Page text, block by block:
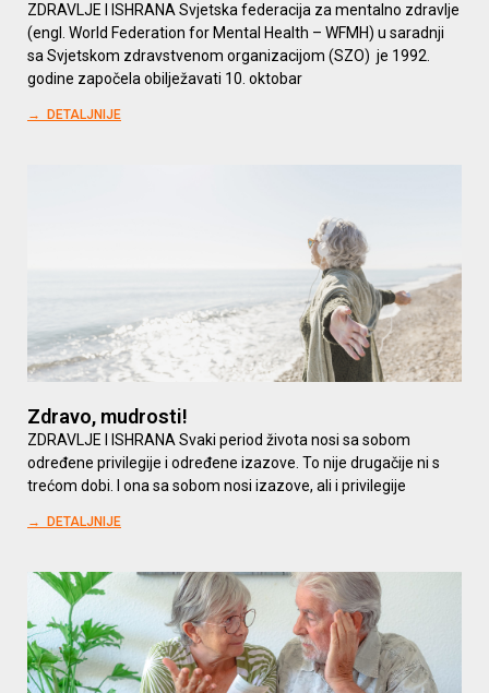
ZDRAVLJE I ISHRANA Svjetska federacija za mentalno zdravlje
(engl. World Federation for Mental Health – WFMH) u saradnji
sa Svjetskom zdravstvenom organizacijom (SZO) je 1992.
godine započela obilježavati 10. oktobar
→ DETALJNIJE
Zdravo, mudrosti!
ZDRAVLJE I ISHRANA Svaki period života nosi sa sobom
određene privilegije i određene izazove. To nije drugačije ni s
trećom dobi. I ona sa sobom nosi izazove, ali i privilegije
→ DETALJNIJE